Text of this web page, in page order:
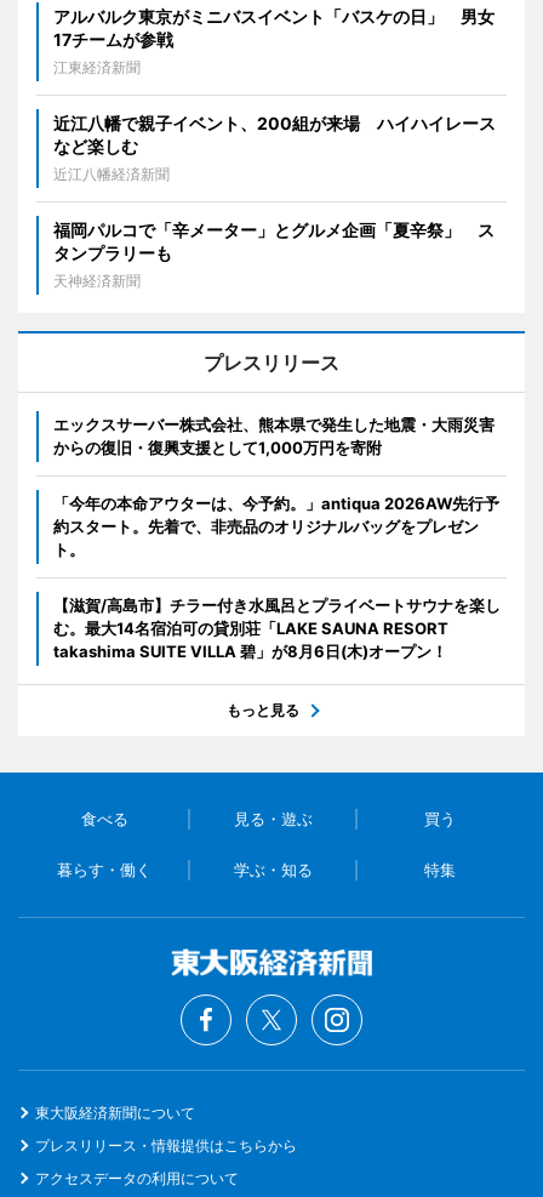
アルバルク東京がミニバスイベント「バスケの日」 男女
17チームが参戦
江東経済新聞
近江八幡で親子イベント、200組が来場 ハイハイレース
など楽しむ
近江八幡経済新聞
福岡パルコで「辛メーター」とグルメ企画「夏辛祭」 ス
タンプラリーも
天神経済新聞
プレスリリース
エックスサーバー株式会社、熊本県で発生した地震・大雨災害
からの復旧・復興支援として1,000万円を寄附
「今年の本命アウターは、今予約。」antiqua 2026AW先行予
約スタート。先着で、非売品のオリジナルバッグをプレゼン
ト。
【滋賀/高島市】チラー付き水風呂とプライベートサウナを楽し
む。最大14名宿泊可の貸別荘「LAKE SAUNA RESORT
takashima SUITE VILLA 碧」が8月6日(木)オープン！
もっと見る
食べる 見る・遊ぶ 買う
暮らす・働く 学ぶ・知る 特集
東大阪経済新聞について
プレスリリース・情報提供はこちらから
アクセスデータの利用について